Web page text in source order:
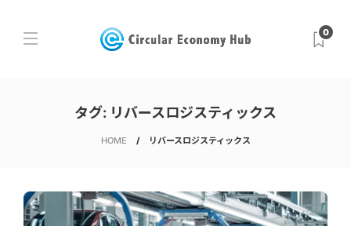
0
タグ: リバースロジスティックス
HOME リバースロジスティックス